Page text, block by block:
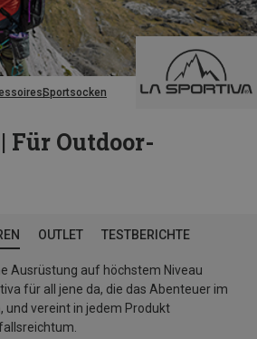
Sportsocken
Für Outdoor-
OUTLET TESTBERICHTE
Ausrüstung auf höchstem Niveau
für all jene da, die das Abenteuer im
und vereint in jedem Produkt